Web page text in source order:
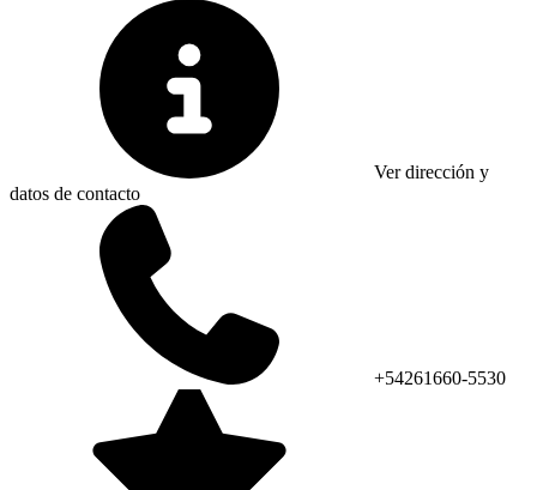
Ver dirección y
datos de contacto
+54261660-5530